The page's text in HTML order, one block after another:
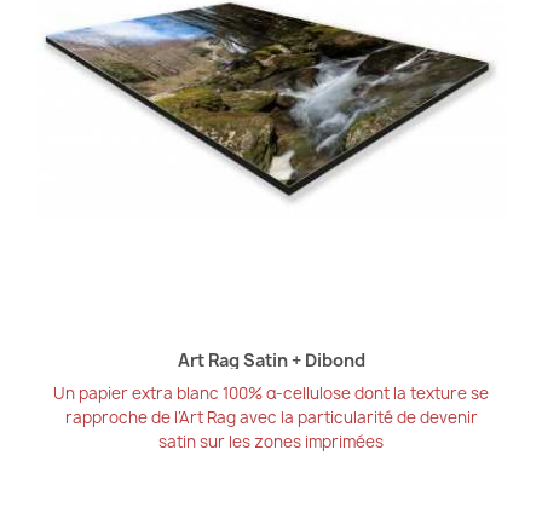
Art Rag Satin + Dibond
Un papier extra blanc 100% α-cellulose dont la texture se
rapproche de l’Art Rag avec la particularité de devenir
satin sur les zones imprimées